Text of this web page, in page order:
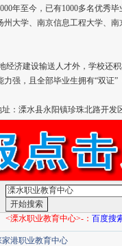
年至今，已有1000多名优秀
州大学、南京信息工程大学、
济建设输送人才外，学校还
力强，且全部毕业生拥有“双证
址：溧水县永阳镇珍珠北路开发
<溧水职业教育中心>-： 百度搜
家港职业教育中心